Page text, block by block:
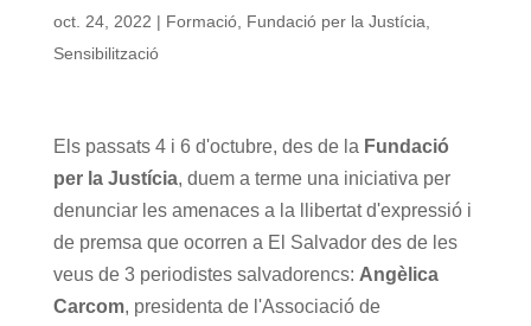
oct. 24, 2022 | Formació, Fundació per la Justícia
Sensibilització
Els passats 4 i 6 d'octubre, des de la Fundació
per la Justícia, duem a terme una iniciativa per
denunciar les amenaces a la llibertat d'expressió i
de premsa que ocorren a El Salvador des de les
veus de 3 periodistes salvadorencs: Angèlica
Carcom, presidenta de l'Associació de